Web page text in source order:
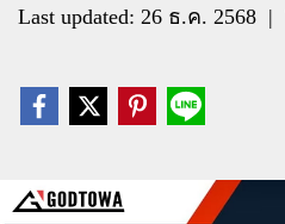
Last updated: 26 ธ.ค. 2568 |